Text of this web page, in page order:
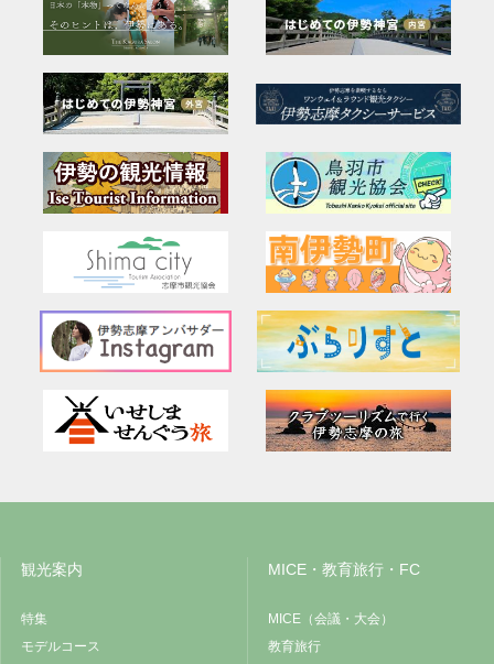
観光案内
特集
モデルコース
MICE・教育旅行・FC
MICE（会議・大会）
教育旅行